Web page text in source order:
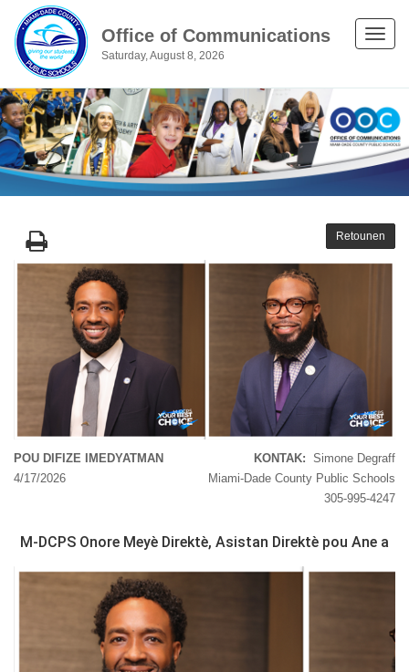
Office of Communications
Saturday, August 8, 2026
Toggle
Retounen
POU DIFIZE IMEDYATMAN
4/17/2026
KONTAK: Simone Degraff
Miami-Dade County Public Schools
305-995-4247
M-DCPS Onore Meyè Direktè, Asistan Direktè pou Ane a